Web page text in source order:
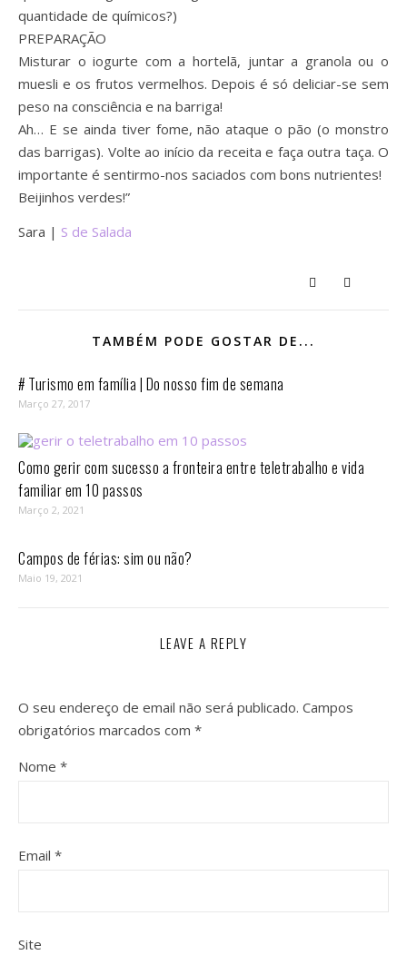
quantidade de químicos?)
PREPARAÇÃO
Misturar o iogurte com a hortelã, juntar a granola ou o
muesli e os frutos vermelhos. Depois é só deliciar-se sem
peso na consciência e na barriga!
Ah… E se ainda tiver fome, não ataque o pão (o monstro
das barrigas). Volte ao início da receita e faça outra taça. O
importante é sentirmo-nos saciados com bons nutrientes!
Beijinhos verdes!”
Sara | S de Salada
TAMBÉM PODE GOSTAR DE...
# Turismo em família | Do nosso fim de semana
Março 27, 2017
Como gerir com sucesso a fronteira entre teletrabalho e vida
familiar em 10 passos⁣
Março 2, 2021
Campos de férias: sim ou não?
Maio 19, 2021
LEAVE A REPLY
O seu endereço de email não será publicado. Campos
obrigatórios marcados com *
Nome *
Email *
Site